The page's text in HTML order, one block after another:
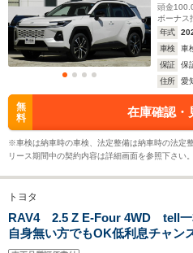
WLTCモード
燃費
駆動方式
22.2km/L
└市街地:20.5km/L
└郊外:23.0km/L
└高速道路:22.5km/L
頭金
ボーナス
年式
車検
車
保証
保
住所
愛
無
料
在庫確認・
※車検は納車時の車検、法定整備は納車時の法定整
リース期間中の契約内容は詳細画面を参照下さい。
トヨタ
RAV4 2.5 Z E-Four 4WD tell一
自身無い方でもOK低利息チャン
ーディオ/コネクティッドナビ/フ